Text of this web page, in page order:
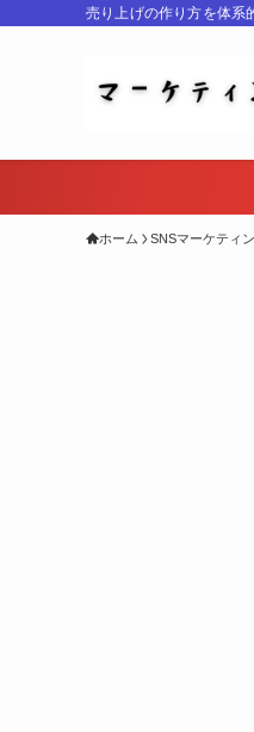
売り上げの作り方を体系
ホーム SNSマーケティ